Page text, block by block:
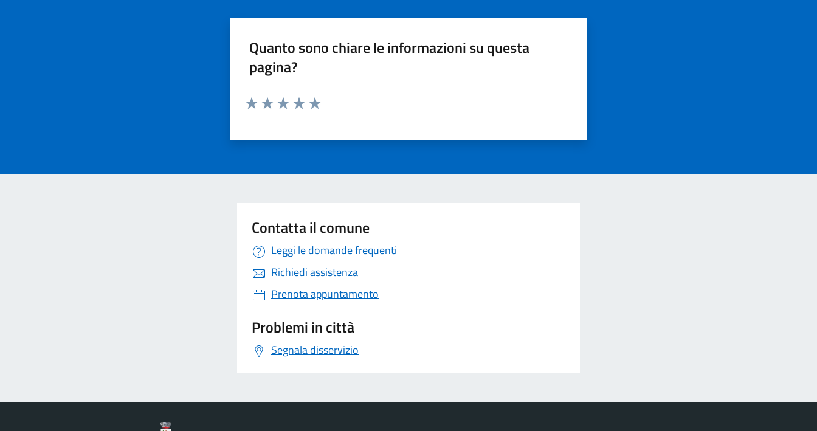
Quanto sono chiare le informazioni su questa
pagina?
Contatta il comune
Leggi le domande frequenti
Richiedi assistenza
Prenota appuntamento
Problemi in città
Segnala disservizio